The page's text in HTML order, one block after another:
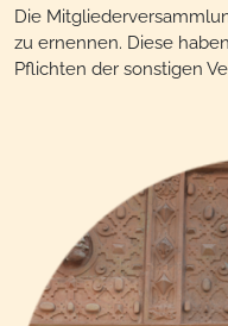
Die
zu ernennen. Diese
Pflichten der sonstigen